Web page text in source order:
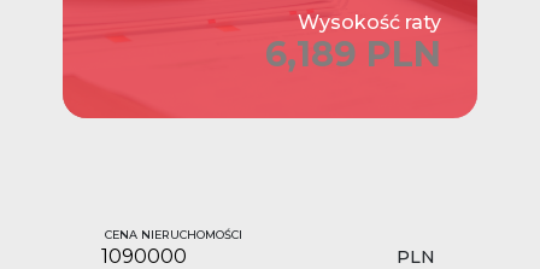
Wysokość raty
6,189 PLN
CENA NIERUCHOMOŚCI
PLN